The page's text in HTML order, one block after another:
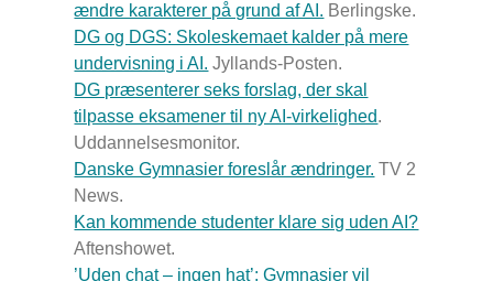
ændre karakterer på grund af AI. Berlingske.
DG og DGS: Skoleskemaet kalder på mere
undervisning i AI. Jyllands-Posten.
DG præsenterer seks forslag, der skal
tilpasse eksamener til ny AI-virkelighed.
Uddannelsesmonitor.
Danske Gymnasier foreslår ændringer. TV 2
News.
Kan kommende studenter klare sig uden AI?
Aftenshowet.
’Uden chat – ingen hat’: Gymnasier vil